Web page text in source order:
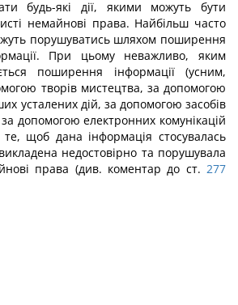
будь-які дії, якими можуть бути
немайнові права. Найбільш часто
порушуватись шляхом поширення
При цьому неважливо, яким
поширення інформації (усним,
творів мистецтва, за допомогою
усталених дій, за допомогою засобів
за допомогою електронних комунікацій
щоб дана інформація стосувалась
недостовірно та порушувала
права (див. коментар до ст. 277